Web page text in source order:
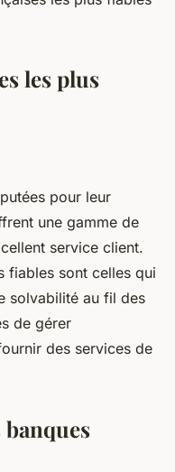
les plus
pour leur
une gamme de
service client.
fiables sont celles qui
solvabilité au fil des
de gérer
des services de